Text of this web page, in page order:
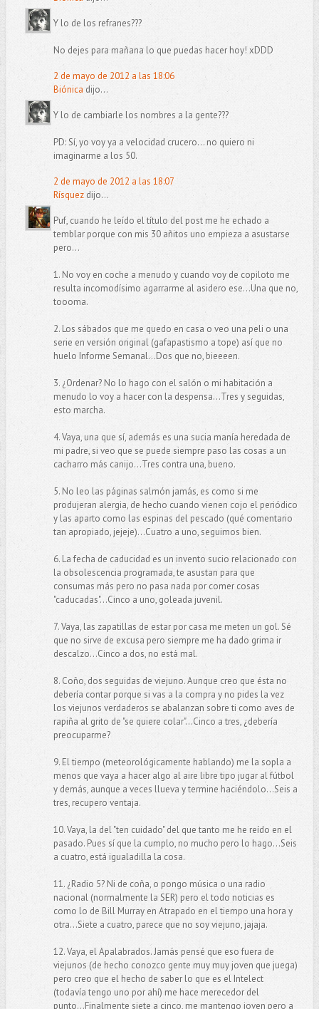
Y lo de los refranes???
No dejes para mañana lo que puedas hacer hoy! xDDD
2 de mayo de 2012 a las 18:06
Biónica dijo...
Y lo de cambiarle los nombres a la gente???
PD: Sí, yo voy ya a velocidad crucero... no quiero ni
imaginarme a los 50.
2 de mayo de 2012 a las 18:07
Rísquezdijo...
Puf, cuando he leído el título del post me he echado a
temblar porque con mis 30 añitos uno empieza a asustarse
pero...
1. No voy en coche a menudo y cuando voy de copiloto me
resulta incomodísimo agarrarme al asidero ese...Una que no,
toooma.
2. Los sábados que me quedo en casa o veo una peli o una
serie en versión original (gafapastismo a tope) así que no
huelo Informe Semanal...Dos que no, bieeeen.
3. ¿Ordenar? No lo hago con el salón o mi habitación a
menudo lo voy a hacer con la despensa...Tres y seguidas,
esto marcha.
4. Vaya, una que sí, además es una sucia manía heredada de
mi padre, si veo que se puede siempre paso las cosas a un
cacharro más canijo...Tres contra una, bueno.
5. No leo las páginas salmón jamás, es como si me
produjeran alergia, de hecho cuando vienen cojo el periódico
y las aparto como las espinas del pescado (qué comentario
tan apropiado, jejeje)...Cuatro a uno, seguimos bien.
6. La fecha de caducidad es un invento sucio relacionado con
la obsolescencia programada, te asustan para que
consumas más pero no pasa nada por comer cosas
"caducadas"...Cinco a uno, goleada juvenil.
7. Vaya, las zapatillas de estar por casa me meten un gol. Sé
que no sirve de excusa pero siempre me ha dado grima ir
descalzo...Cinco a dos, no está mal.
8. Coño, dos seguidas de viejuno. Aunque creo que ésta no
debería contar porque si vas a la compra y no pides la vez
los viejunos verdaderos se abalanzan sobre ti como aves de
rapiña al grito de "se quiere colar"...Cinco a tres, ¿debería
preocuparme?
9. El tiempo (meteorológicamente hablando) me la sopla a
menos que vaya a hacer algo al aire libre tipo jugar al fútbol
y demás, aunque a veces llueva y termine haciéndolo...Seis a
tres, recupero ventaja.
10. Vaya, la del "ten cuidado" del que tanto me he reído en el
pasado. Pues sí que la cumplo, no mucho pero lo hago...Seis
a cuatro, está igualadilla la cosa.
11. ¿Radio 5? Ni de coña, o pongo música o una radio
nacional (normalmente la SER) pero el todo noticias es
como lo de Bill Murray en Atrapado en el tiempo una hora y
otra...Siete a cuatro, parece que no soy viejuno, jajaja.
12. Vaya, el Apalabrados. Jamás pensé que eso fuera de
viejunos (de hecho conozco gente muy muy joven que juega)
pero creo que el hecho de saber lo que es el Intelect
(todavía tengo uno por ahí) me hace merecedor del
punto...Finalmente siete a cinco, me mantengo joven pero a